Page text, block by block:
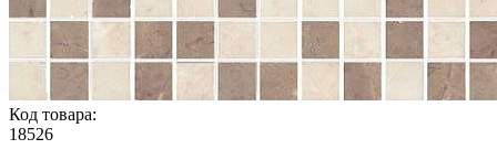
Код товара:
18526